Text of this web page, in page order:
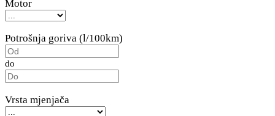
Motor
Potrošnja goriva (l/100km)
do
Vrsta mjenjača